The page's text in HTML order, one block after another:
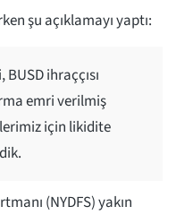
şu açıklamayı yaptı:
ihraççısı
emri verilmiş
için likidite
(NYDFS) yakın